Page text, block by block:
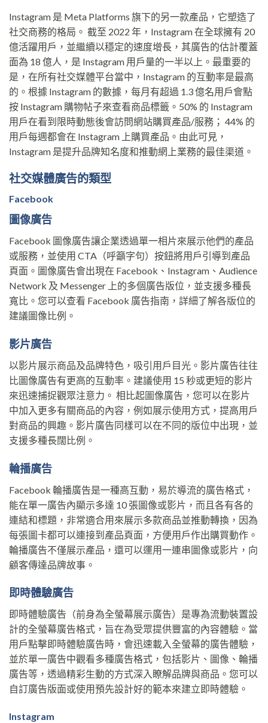
Instagram 是 Meta Platforms 旗下的另一款產品，它塑造了
社交商務的格局。 截至 2022 年，Instagram 在全球擁有 20
億活躍用戶，並繼續以穩定的速度增長，其廣告的估計覆蓋
面為 18 億人，是 Instagram 用戶量的一半以上。最重要的
是，在所有社交媒體平台當中，Instagram 的互動率是最高
的。根據 Instagram 的數據，每月有超過 1.3 億名用戶會點
按 Instagram 購物帖子來查看商品標籤。50% 的 Instagram
用戶在看到限時動態後會訪問網站購買產品/服務； 44% 的
用戶每週都會在 Instagram 上購買產品。由此可見，
Instagram 是提升品牌知名度和推動網上業務的最佳渠道。
社交媒體廣告的類型
Facebook
圖像廣告
Facebook 圖像廣告讓企業透過單一相片來展示他們的產品
或服務，並使用 CTA（呼籲字句）按鈕將用戶引導到產品
頁面。圖像廣告會出現在 Facebook、Instagram、Audience
Network 及 Messenger 上的多個廣告版位，並支援多種長
寬比。您可以查看 Facebook 廣告指南，詳細了解各版位的
建議圖像比例。
影片廣告
以影片展示商品及品牌特色，吸引用戶目光。影片廣告往往
比圖像廣告有更高的互動率。建議使用 15 秒或更短的影片
來迅速捕捉觀眾注意力。 相比起圖像廣告，您可以在影片
中加入更多有關商品的內容，例如展示使用方式，提高用戶
對商品的興趣。影片廣告同樣可以在不同的版位中出現，並
支援多種長闊比例。
輪播廣告
Facebook 輪播廣告是一種高互動，易於導流的廣告格式，
能在單一廣告內顯示多達 10 張圖像或影片，而且各有各的
連結和標題，非常適合用來展示多款商品並推動轉換，因為
每張圖卡都可以連接到產品頁面，方便用戶作出購買動作。
輪播廣告不僅展示產品，還可以運用一連串圖像或影片，向
顧客傳達品牌故事。
即時體驗廣告
即時體驗廣告（前身為全螢幕展示廣告）是專為流動裝置設
計的全螢幕廣告格式，旨在為受眾提供豐富的內容體驗。當
用戶點擊即時體驗廣告時，會迅速載入全螢幕的廣告體驗，
並於單一廣告中觀看多種廣告格式，包括影片、圖像、輪播
廣告等，透過精彩生動的方式深入瞭解品牌與商品。您可以
自訂廣告版面或使用預先設計好的範本來建立即時體驗。
Instagram